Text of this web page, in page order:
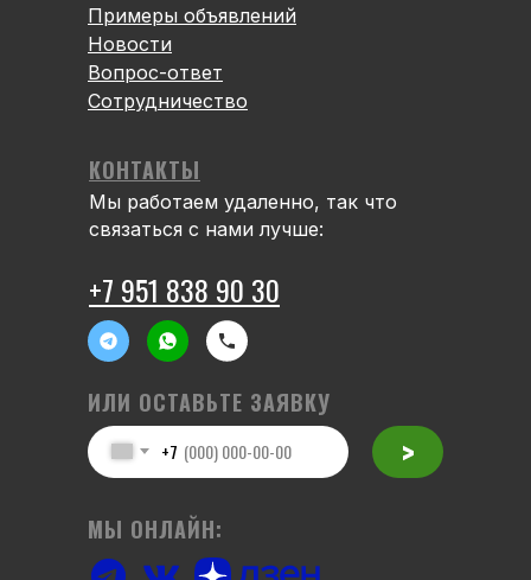
Примеры объявлений
Новости
Вопрос-ответ
Сотрудничество
+7 >
ИЛИ ОСТАВЬТЕ ЗАЯВКУ
МЫ ОНЛАЙН:
КОНТАКТЫ
Мы работаем удаленно, так что
связаться с нами лучше:
+7 951 838 90 30